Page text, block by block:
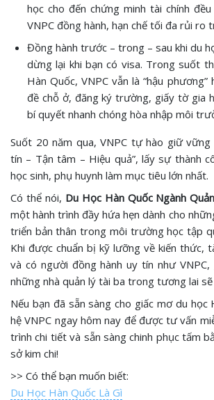
học cho đến chứng minh tài chính
VNPC đồng hành, hạn chế tối đa rủi ro
Đồng hành trước – trong – sau khi du
dừng lại khi bạn có visa. Trong suốt
Hàn Quốc, VNPC vẫn là “hậu
đề chỗ ở, đăng ký trường, giấy tờ gia
bí quyết nhanh chóng hòa nhập môi
Suốt 20 năm qua, VNPC tự hào giữ vững
tín – Tận tâm – Hiệu quả”, lấy sự thành
học sinh, phụ huynh làm mục tiêu lớn nhất.
Có thể nói, Du Học Hàn Quốc Ngành
một hành trình đầy hứa hẹn dành cho
triển bản thân trong môi trường học tập
Khi được chuẩn bị kỹ lưỡng về kiến thức,
và có người đồng hành uy tín như
những nhà quản lý tài ba trong tương lai sẽ
Nếu bạn đã sẵn sàng cho giấc mơ du học
hệ VNPC ngay hôm nay để được tư vấn
trình chi tiết và sẵn sàng chinh phục tấm
sở kim chi!
>> Có thể bạn muốn biết:
Du Học Hàn Quốc Là Gì